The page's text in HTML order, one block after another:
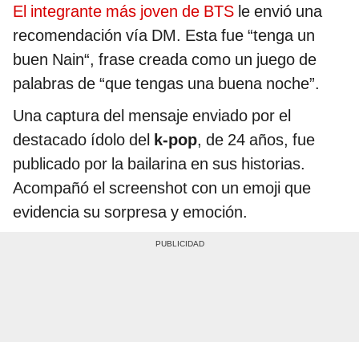
El integrante más joven de BTS le envió una
recomendación vía DM. Esta fue “tenga un
buen Nain“, frase creada como un juego de
palabras de “que tengas una buena noche”.
Una captura del mensaje enviado por el
destacado ídolo del k-pop, de 24 años, fue
publicado por la bailarina en sus historias.
Acompañó el screenshot con un emoji que
evidencia su sorpresa y emoción.